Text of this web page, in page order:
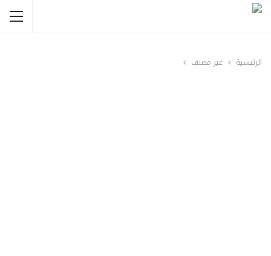
الرئيسية غير مصنف